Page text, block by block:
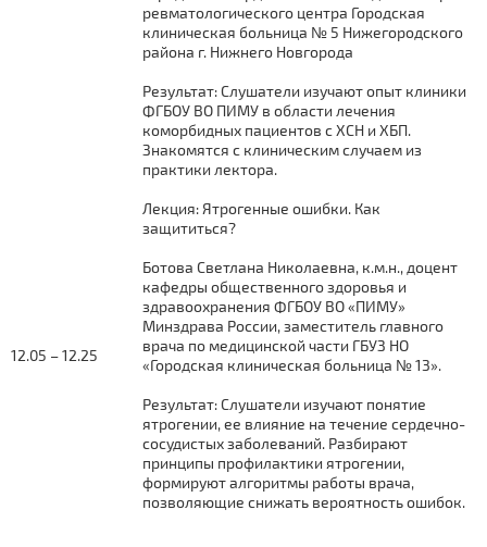
ревматологического центра Городская
клиническая больница № 5 Нижегородского
района г. Нижнего Новгорода
Результат: Слушатели изучают опыт клиники
ФГБОУ ВО ПИМУ в области лечения
коморбидных пациентов с ХСН и ХБП.
Знакомятся с клиническим случаем из
практики лектора.
12.05 – 12.25
Лекция: Ятрогенные ошибки. Как
защититься?
Ботова Светлана Николаевна, к.м.н., доцент
кафедры общественного здоровья и
здравоохранения ФГБОУ ВО «ПИМУ»
Минздрава России, заместитель главного
врача по медицинской части ГБУЗ НО
«Городская клиническая больница № 13».
Результат: Слушатели изучают понятие
ятрогении, ее влияние на течение сердечно-
сосудистых заболеваний. Разбирают
принципы профилактики ятрогении,
формируют алгоритмы работы врача,
позволяющие снижать вероятность ошибок.